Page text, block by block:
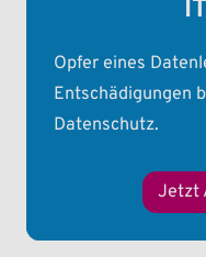
Opfer eines
Entschädigungen
Datenschutz.
Jetzt